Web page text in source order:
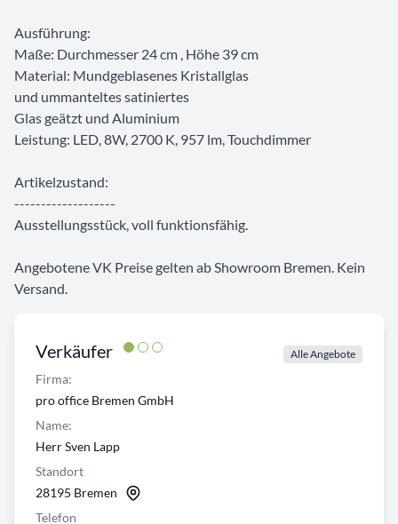
Verkäufer Alle Angebote
Firma:
pro office Bremen GmbH
Name:
Herr Sven Lapp
Standort
28195 Bremen
Telefon
Ausführung:
Maße: Durchmesser 24 cm , Höhe 39 cm
Material: Mundgeblasenes Kristallglas
und ummanteltes satiniertes
Glas geätzt und Aluminium
Leistung: LED, 8W, 2700 K, 957 lm, Touchdimmer
Artikelzustand:
-------------------
Ausstellungsstück, voll funktionsfähig.
Angebotene VK Preise gelten ab Showroom Bremen. Kein
Versand.